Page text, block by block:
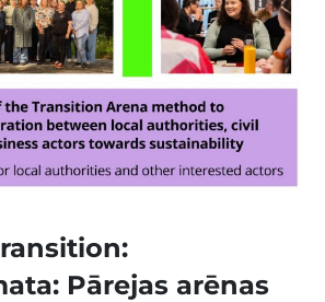
Pārejas arēnas